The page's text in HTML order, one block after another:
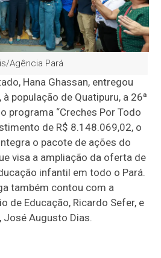
Agência Pará
Hana Ghassan, entregou
população de Quatipuru, a 26ª
programa “Creches Por Todo
de R$ 8.148.069,02, o
o pacote de ações do
visa a ampliação da oferta de
infantil em todo o Pará.
também contou com a
de Educação, Ricardo Sefer, e
Augusto Dias.